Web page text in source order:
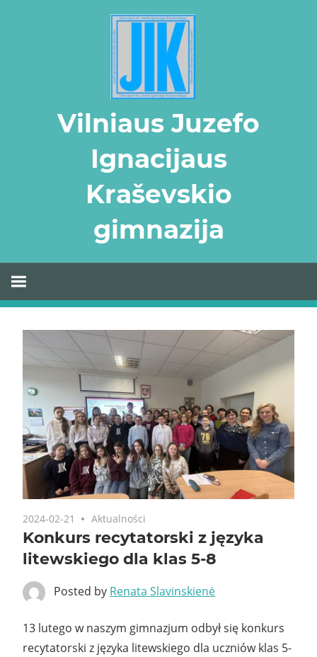
Vilniaus Juzefo
Ignacijaus
Kraševskio
gimnazija
2024-02-21 Aktualności
Konkurs recytatorski z języka
litewskiego dla klas 5-8
Posted by Renata Slavinskienė
13 lutego w naszym gimnazjum odbył się konkurs
recytatorski z języka litewskiego dla uczniów klas 5-